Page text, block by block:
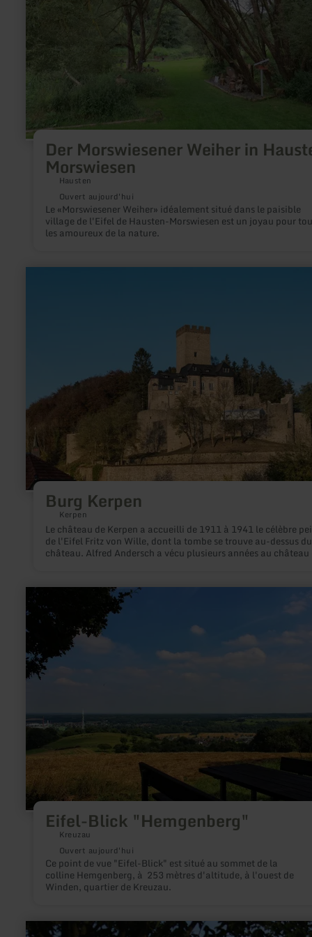
Der Morswiesener Weiher in
Morswiesen
Hausten
Ouvert aujourd'hui
Le «Morswiesener Weiher» idéalement situé dans le paisible
village de l'Eifel de Hausten-Morswiesen est un joyau pour
les amoureux de la nature.
Morswiesen
Burg Kerpen
Kerpen
Le château de Kerpen a accueilli de 1911 à 1941 le célèbre
de l'Eifel Fritz von Wille, dont la tombe se trouve au-dessus du
château. Alfred Andersch a vécu plusieurs années au château
l'extérieur.
Eifel-Blick "Hemgenberg"
Kreuzau
Ouvert aujourd'hui
Ce point de vue "Eifel-Blick" est situé au sommet de la
colline Hemgenberg, à 253 mètres d'altitude, à l'ouest de
Winden, quartier de Kreuzau.
savoir
plus
:
Eifel-
Blick
"Hemgenberg"